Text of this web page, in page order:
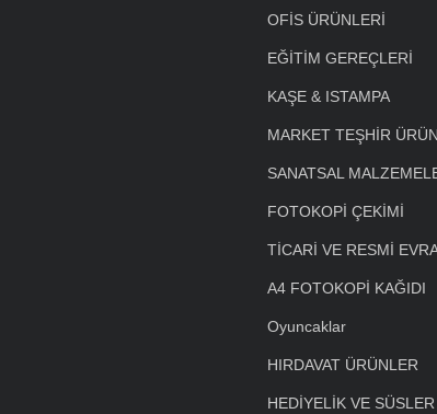
OFİS ÜRÜNLERİ
EĞİTİM GEREÇLERİ
KAŞE & ISTAMPA
MARKET TEŞHİR
SANATSAL
FOTOKOPİ ÇEKİMİ
TİCARİ VE RESMİ
A4 FOTOKOPİ KAĞIDI
Oyuncaklar
HIRDAVAT ÜRÜNLER
HEDİYELİK VE SÜSLER